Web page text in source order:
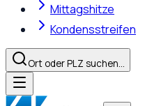
Mittagshitze
Kondensstreifen
Ort oder PLZ suchen…